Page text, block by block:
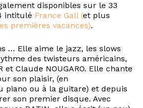
disponibles sur le 33
intitulé France Gall (et plus
premières vacances).
… Elle aime le jazz, les slows
des twisteurs américains,
et Claude NOUGARO. Elle chante
son plaisir, (en
piano ou à la guitare) et depuis
son premier disque. Avec